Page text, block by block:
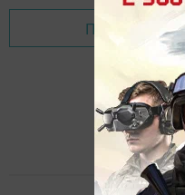
Перейти на